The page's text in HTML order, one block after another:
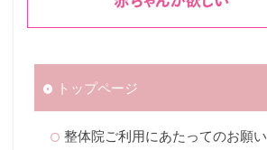
トップページ
整体院ご利用にあたってのお願い